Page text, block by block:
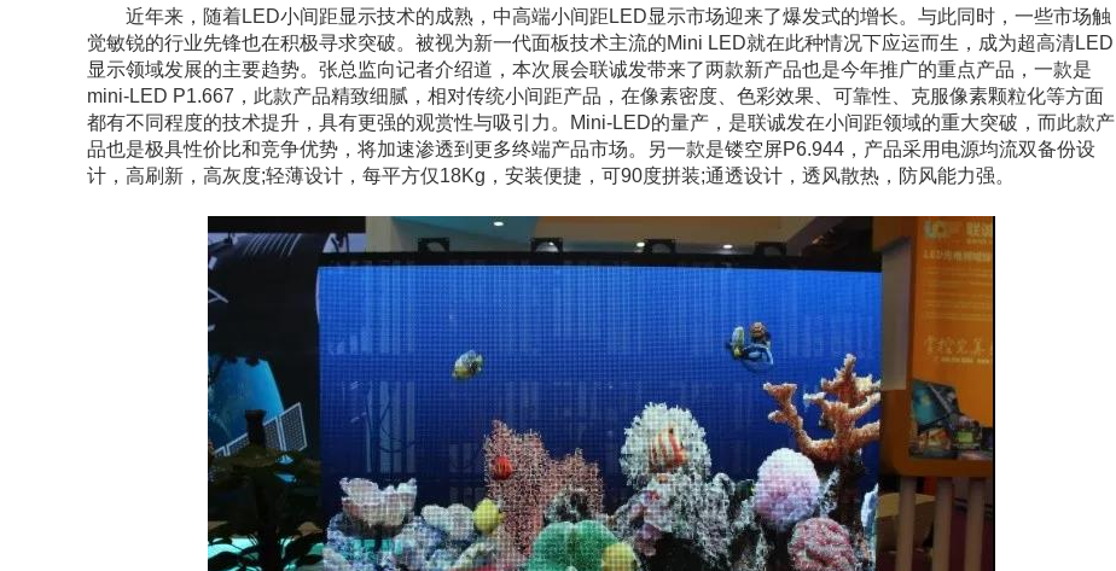
近年来，随着LED小间距显示技术的成熟，中高端小间距LED显示市场迎来了爆发式的增长。与此同时，一些市场触
觉敏锐的行业先锋也在积极寻求突破。被视为新一代面板技术主流的Mini LED就在此种情况下应运而生，成为超高清LED
显示领域发展的主要趋势。张总监向记者介绍道，本次展会联诚发带来了两款新产品也是今年推广的重点产品，一款是
mini-LED P1.667，此款产品精致细腻，相对传统小间距产品，在像素密度、色彩效果、可靠性、克服像素颗粒化等方面
都有不同程度的技术提升，具有更强的观赏性与吸引力。Mini-LED的量产，是联诚发在小间距领域的重大突破，而此款产
品也是极具性价比和竞争优势，将加速渗透到更多终端产品市场。另一款是镂空屏P6.944，产品采用电源均流双备份设
计，高刷新，高灰度;轻薄设计，每平方仅18Kg，安装便捷，可90度拼装;通透设计，透风散热，防风能力强。